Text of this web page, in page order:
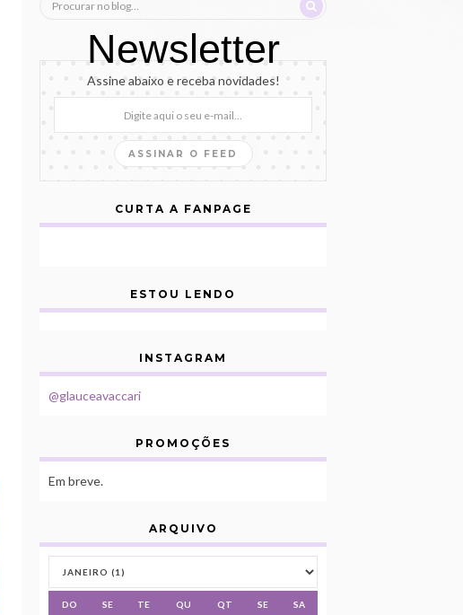
Newsletter
Assine abaixo e receba novidades!
CURTA A FANPAGE
ESTOU LENDO
INSTAGRAM
@glauceavaccari
PROMOÇÕES
Em breve.
ARQUIVO
DO SE TE QU QT SE SA